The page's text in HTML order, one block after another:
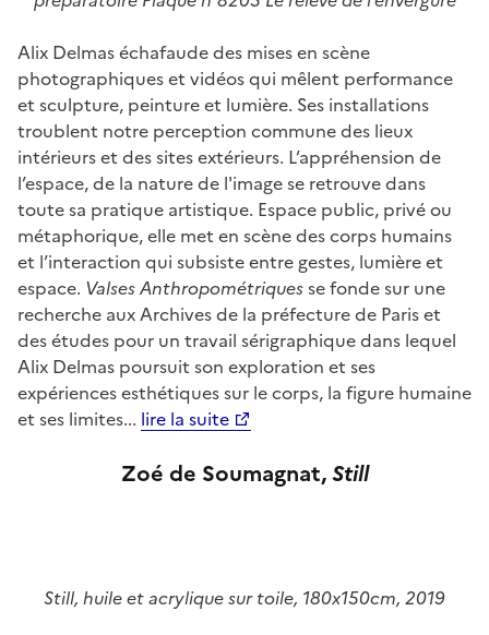
Alix Delmas échafaude des mises en scène
photographiques et vidéos qui mêlent performance
et sculpture, peinture et lumière. Ses installations
troublent notre perception commune des lieux
intérieurs et des sites extérieurs. L’appréhension de
l’espace, de la nature de l'image se retrouve dans
toute sa pratique artistique. Espace public, privé ou
métaphorique, elle met en scène des corps humains
et l’interaction qui subsiste entre gestes, lumière et
espace. Valses Anthropométriquesse fonde sur une
recherche aux Archives de la préfecture de Paris et
des études pour un travail sérigraphique dans lequel
Alix Delmas poursuit son exploration et ses
expériences esthétiques sur le corps, la figure humaine
et ses limites... lire la suite
Zoé de Soumagnat,Still
Still, huile et acrylique sur toile, 180x150cm, 2019